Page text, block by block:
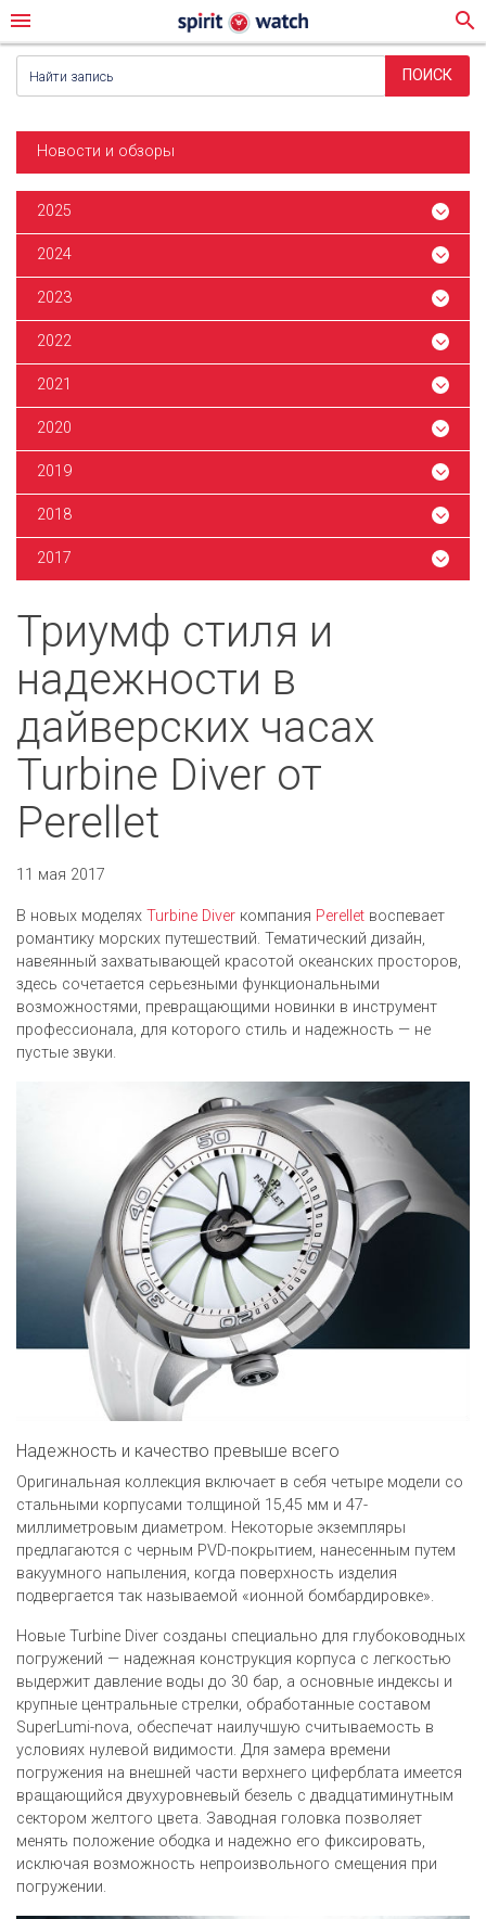
menu search
Новости и обзоры
2025
2024
2023
2022
2021
2020
2019
2018
2017
Триумф стиля и
надежности в
дайверских часах
Turbine Diver от
Perellet
11 мая 2017
В новых моделях Turbine Diver компания Perellet воспевает
романтику морских путешествий. Тематический дизайн,
навеянный захватывающей красотой океанских просторов,
здесь сочетается серьезными функциональными
возможностями, превращающими новинки в инструмент
профессионала, для которого стиль и надежность — не
пустые звуки.
Надежность и качество превыше всего
Оригинальная коллекция включает в себя четыре модели со
стальными корпусами толщиной 15,45 мм и 47-
миллиметровым диаметром. Некоторые экземпляры
предлагаются с черным PVD-покрытием, нанесенным путем
вакуумного напыления, когда поверхность изделия
подвергается так называемой «ионной бомбардировке».
Новые Turbine Diver созданы специально для глубоководных
погружений — надежная конструкция корпуса с легкостью
выдержит давление воды до 30 бар, а основные индексы и
крупные центральные стрелки, обработанные составом
SuperLumi-nova, обеспечат наилучшую считываемость в
условиях нулевой видимости. Для замера времени
погружения на внешней части верхнего циферблата имеется
вращающийся двухуровневый безель с двадцатиминутным
сектором желтого цвета. Заводная головка позволяет
менять положение ободка и надежно его фиксировать,
исключая возможность непроизвольного смещения при
погружении.